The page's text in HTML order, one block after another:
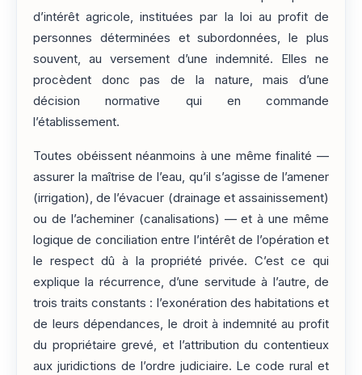
d’intérêt agricole, instituées par la loi au profit de
personnes déterminées et subordonnées, le plus
souvent, au versement d’une indemnité. Elles ne
procèdent donc pas de la nature, mais d’une
décision normative qui en commande
l’établissement.
Toutes obéissent néanmoins à une même finalité —
assurer la maîtrise de l’eau, qu’il s’agisse de l’amener
(irrigation), de l’évacuer (drainage et assainissement)
ou de l’acheminer (canalisations) — et à une même
logique de conciliation entre l’intérêt de l’opération et
le respect dû à la propriété privée. C’est ce qui
explique la récurrence, d’une servitude à l’autre, de
trois traits constants : l’exonération des habitations et
de leurs dépendances, le droit à indemnité au profit
du propriétaire grevé, et l’attribution du contentieux
aux juridictions de l’ordre judiciaire. Le code rural et